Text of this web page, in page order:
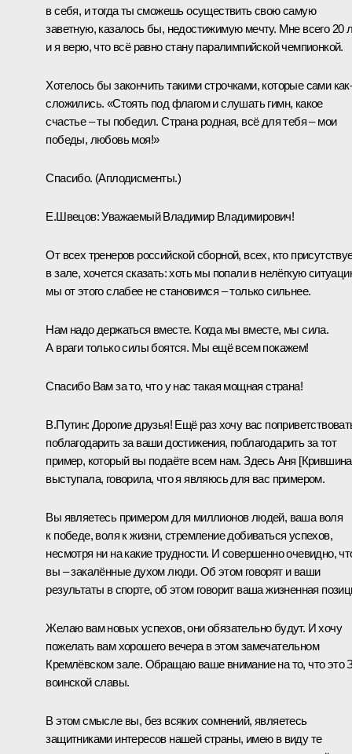
в себя, и тогда ты сможешь осуществить свою самую
заветную, казалось бы, недостижимую мечту. Мне всего 20
и я верю, что всё равно стану паралимпийской чемпионкой.
Хотелось бы закончить такими строчками, которые сами
сложились. «Стоять под флагом и слушать гимн, какое
счастье – ты победил. Страна родная, всё для тебя – мои
победы, любовь моя!»
Спасибо. (Аплодисменты.)
Е.Швецов:Уважаемый Владимир Владимирович!
От всех тренеров российской сборной, всех, кто
в зале, хочется сказать: хоть мы попали в нелёгкую
мы от этого слабее не становимся – только сильнее.
Нам надо держаться вместе. Когда мы вместе, мы сила.
А враги только силы боятся. Мы ещё всем покажем!
Спасибо Вам за то, что у нас такая мощная страна!
В.Путин: Дорогие друзья! Ещё раз хочу вас
поблагодарить за ваши достижения, поблагодарить за тот
пример, который вы подаёте всем нам. Здесь Аня
выступала, говорила, что я являюсь для вас примером.
Вы являетесь примером для миллионов людей, ваша воля
к победе, воля к жизни, стремление добиваться успехов,
несмотря ни на какие трудности. И совершенно очевидно,
вы – закалённые духом люди. Об этом говорят и ваши
результаты в спорте, об этом говорит ваша жизненная
Желаю вам новых успехов, они обязательно будут. И хочу
пожелать вам хорошего вечера в этом замечательном
Кремлёвском зале. Обращаю ваше внимание на то, что это
воинской славы.
В этом смысле вы, без всяких сомнений, являетесь
защитниками интересов нашей страны, имею в виду те